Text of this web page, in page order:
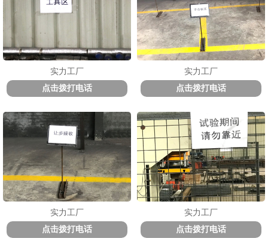
实力工厂
点击拨打电话
实力工厂
点击拨打电话
实力工厂
点击拨打电话
实力工厂
点击拨打电话